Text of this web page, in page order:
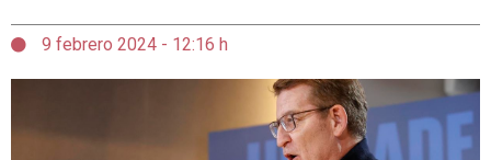
9 febrero 2024 - 12:16 h